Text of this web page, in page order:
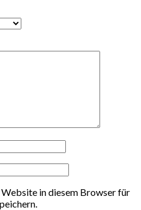
in diesem Browser für